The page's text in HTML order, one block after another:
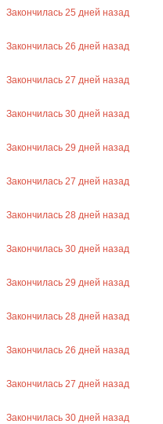
Закончилась 25 дней назад
Закончилась 26 дней назад
Закончилась 27 дней назад
Закончилась 30 дней назад
Закончилась 29 дней назад
Закончилась 27 дней назад
Закончилась 28 дней назад
Закончилась 30 дней назад
Закончилась 29 дней назад
Закончилась 28 дней назад
Закончилась 26 дней назад
Закончилась 27 дней назад
Закончилась 30 дней назад